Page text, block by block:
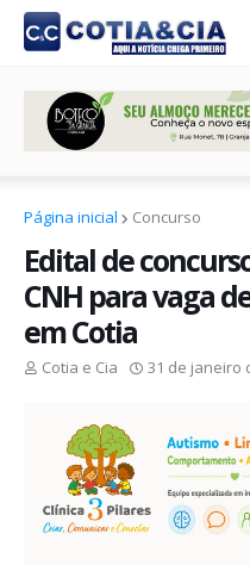
Página inicial Concurso
Edital de
CNH para vaga
em Cotia
Cotia e Cia 31 de janeiro